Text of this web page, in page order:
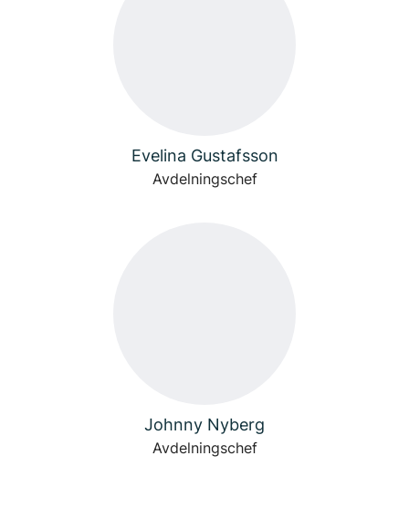
Evelina Gustafsson
Avdelningschef
Johnny Nyberg
Avdelningschef